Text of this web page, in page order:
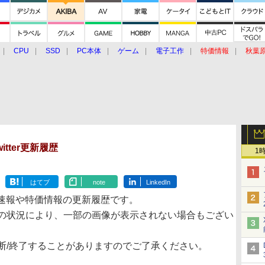
CPU SSD PC本体 ゲーム 電子工作 特価情報
秋葉
1
更新履歴
はてブ note LinkedIn
や特価情報の更新履歴です。
況により、一部の画像が表示されない場合もござい
了することがありますのでご了承ください。